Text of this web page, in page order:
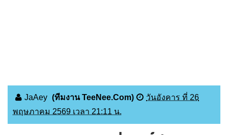
JaAey (ทีมงาน TeeNee.Com)
วันอังคาร ที่ 26
พฤษภาคม 2569 เวลา 21:11 น.